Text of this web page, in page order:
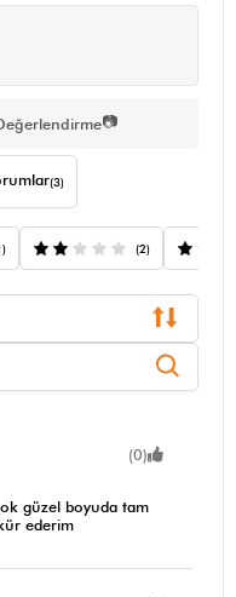
📷
(3)
(2)
(0)
güzel boyuda tam
ederim